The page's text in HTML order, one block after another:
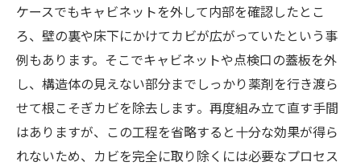
ケースでもキャビネットを外して内部を確認したとこ
ろ、壁の裏や床下にかけてカビが広がっていたという事
例もあります。そこでキャビネットや点検口の蓋板を外
し、構造体の見えない部分までしっかり薬剤を行き渡ら
せて根こそぎカビを除去します​。再度組み立て直す手間
はありますが、この工程を省略すると十分な効果が得ら
れないため、カビを完全に取り除くには必要なプロセス